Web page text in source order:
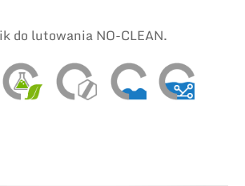
do lutowania NO-CLEAN.